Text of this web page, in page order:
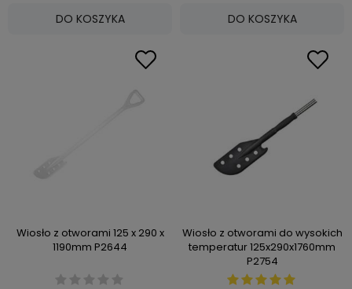
DO KOSZYKA DO KOSZYKA
Wiosło z otworami 125 x 290 x
1190mm P2644
Wiosło z otworami do wysokich
temperatur 125x290x1760mm
P2754